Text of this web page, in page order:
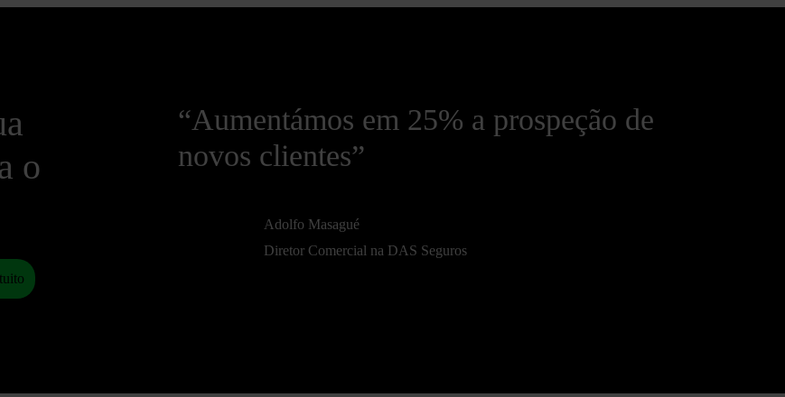
o
“Aumentámos em 25% a prospeção de
novos clientes”
Adolfo Masagué
Diretor Comercial na DAS Seguros